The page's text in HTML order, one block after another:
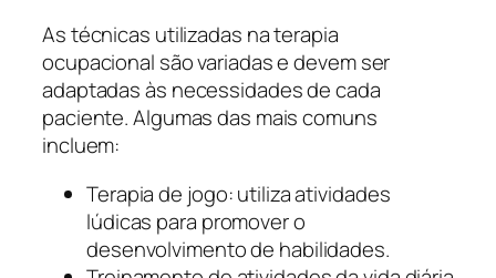
As técnicas utilizadas na terapia
ocupacional são variadas e devem ser
adaptadas às necessidades de cada
paciente. Algumas das mais comuns
incluem:
Terapia de jogo: utiliza atividades
lúdicas para promover o
desenvolvimento de habilidades.